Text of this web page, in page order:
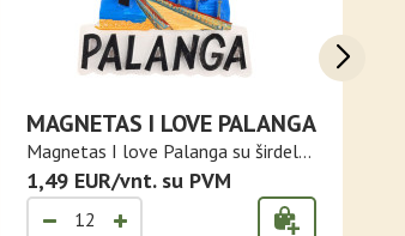
MAGNETAS I LOVE PALANGA
Magnetas I love Palanga su širdele
ir ..
1,49 EUR/vnt. su PVM